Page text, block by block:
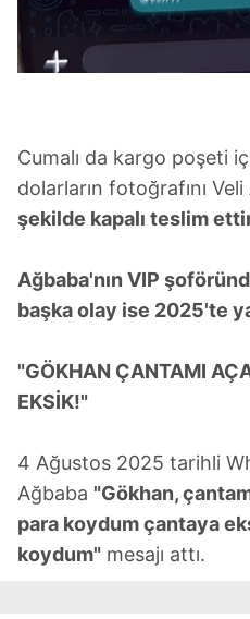
Cumalı da kargo poşeti
dolarların fotoğrafını
şekilde kapalı teslim
Ağbaba'nın VIP
başka olay ise 2025'te
"GÖKHAN ÇANTAMI
EKSİK!"
4 Ağustos 2025 tarihli
Ağbaba "Gökhan,
para koydum çantaya
koydum" mesajı attı.